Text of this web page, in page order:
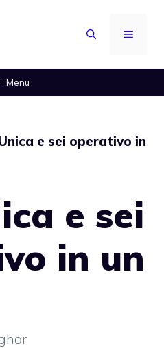
MENU
Menu
e sei operativo in
e sei
in un